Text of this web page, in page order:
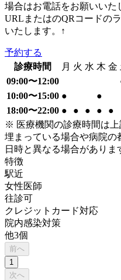
場合はお電話をお願いい
URLまたはのQRコードの
いたします。↑
予約する
診療時間
月 火 水 木 金
09:00〜12:00
10:00〜15:00 ●
●
18:00〜22:00 ● ● ● ●
●
※ 医療機関の診療時間は
埋まっている場合や病院の
日時と異なる場合があり
特徴
駅近
女性医師
往診可
クレジットカード対応
院内感染対策
他3個
前へ
1
次へ